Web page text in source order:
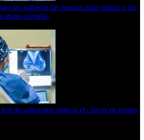
las ganas ni las fuerzas para volver a ser
etapa cerrada»
de saliva que detecta el cáncer de mama